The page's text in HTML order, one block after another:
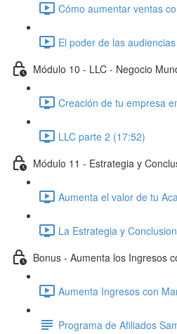
Cómo aumentar ventas
El poder de las
Módulo 10 - LLC - Negocio
Creación de tu empresa
LLC parte 2 (17:52)
Módulo 11 - Estrategia y
Aumenta el valor de tu
La Estrategia y
Bonus - Aumenta los Ingresos
Aumenta Ingresos con
Programa de Afiliados